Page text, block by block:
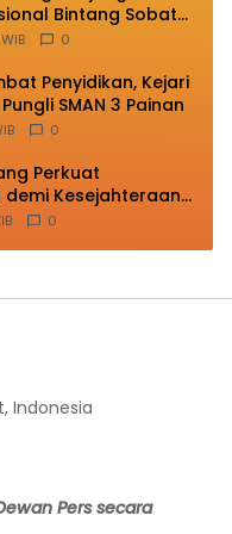
Bintang Sobat
0
Penyidikan, Kejari
SMAN 3 Painan
0
Perkuat
Kesejahteraan
0
Indonesia
Pers secara